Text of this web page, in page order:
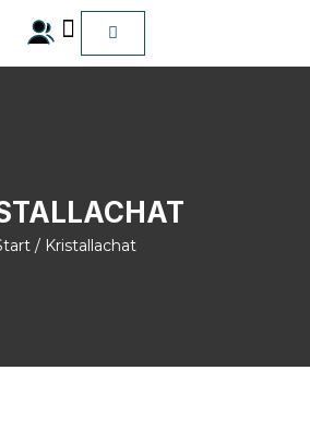
/ Kristallachat